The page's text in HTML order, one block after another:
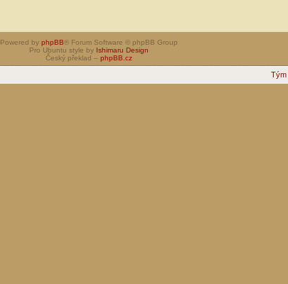
Powered by phpBB® Forum Software © phpBB Group
Pro Ubuntu style by Ishimaru Design
Český překlad – phpBB.cz
Tým